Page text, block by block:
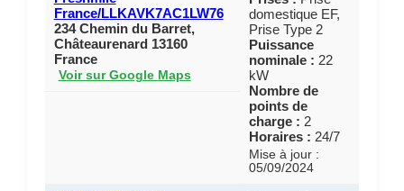
France/LLKAVK7AC1LW76
234 Chemin du Barret,
Châteaurenard 13160
France
Voir sur Google Maps
domestique EF,
Prise Type 2
Puissance
nominale : 22
kW
Nombre de
points de
charge : 2
Horaires : 24/7
Mise à jour :
05/09/2024